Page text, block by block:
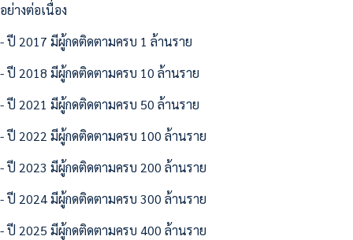
อย่างต่อเนื่อง
- ปี 2017 มีผู้กดติดตามครบ 1 ล้านราย
- ปี 2018 มีผู้กดติดตามครบ 10 ล้านราย
- ปี 2021 มีผู้กดติดตามครบ 50 ล้านราย
- ปี 2022 มีผู้กดติดตามครบ 100 ล้านราย
- ปี 2023 มีผู้กดติดตามครบ 200 ล้านราย
- ปี 2024 มีผู้กดติดตามครบ 300 ล้านราย
- ปี 2025 มีผู้กดติดตามครบ 400 ล้านราย